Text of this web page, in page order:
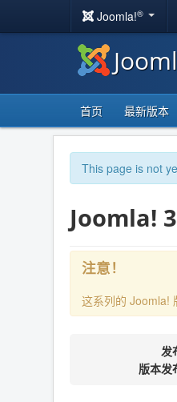
Joomla!®
首页 最新版本
This page is not
Joomla!
注意！
这系列的 Joomla!
发
版本发